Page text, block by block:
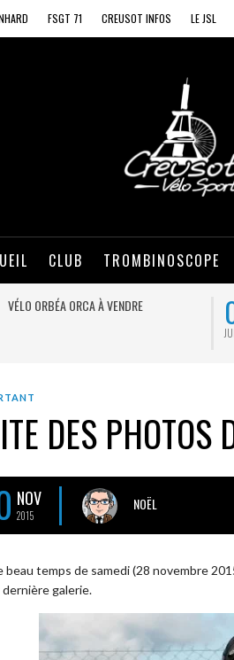
FSGT 71 CREUSOT INFOS LE JSL
CLUB TROMBINOSCOPE
VÉLO ORBÉA ORCA À VENDRE
DES PHOTOS
NOV
2015
NOËL
beau temps de samedi (28 novembre
dernière galerie.